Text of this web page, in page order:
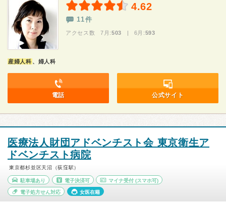
4.62
11件
アクセス数 7月:503 | 6月:593
産婦人科 、婦人科
電話 公式サイト
医療法人財団アドベンチスト会 東京衛生ア
ドベンチスト病院
東京都杉並区天沼（荻窪駅）
駐車場あり 電子決済可 マイナ受付 (スマホ可)
電子処方せん対応 女医在籍